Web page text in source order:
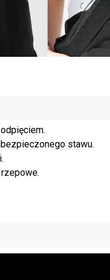
stawu.